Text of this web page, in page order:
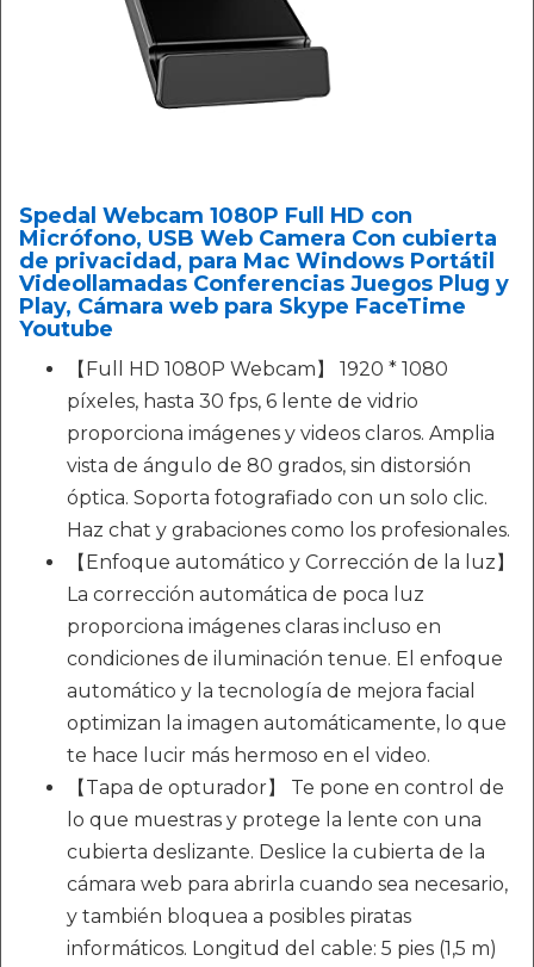
Spedal Webcam 1080P Full HD con
Micrófono, USB Web Camera Con cubierta
de privacidad, para Mac Windows Portátil
Videollamadas Conferencias Juegos Plug y
Play, Cámara web para Skype FaceTime
Youtube
【Full HD 1080P Webcam】 1920 * 1080
píxeles, hasta 30 fps, 6 lente de vidrio
proporciona imágenes y videos claros. Amplia
vista de ángulo de 80 grados, sin distorsión
óptica. Soporta fotografiado con un solo clic.
Haz chat y grabaciones como los profesionales.
【Enfoque automático y Corrección de la luz】
La corrección automática de poca luz
proporciona imágenes claras incluso en
condiciones de iluminación tenue. El enfoque
automático y la tecnología de mejora facial
optimizan la imagen automáticamente, lo que
te hace lucir más hermoso en el video.
【Tapa de opturador】 Te pone en control de
lo que muestras y protege la lente con una
cubierta deslizante. Deslice la cubierta de la
cámara web para abrirla cuando sea necesario,
y también bloquea a posibles piratas
informáticos. Longitud del cable: 5 pies (1,5 m)